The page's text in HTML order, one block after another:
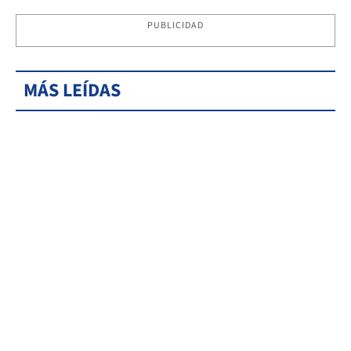
PUBLICIDAD
MÁS LEÍDAS